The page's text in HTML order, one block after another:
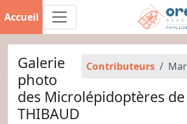
Accueil
Contributeurs
Galerie
photo
des Microlépidoptères
THIBAUD